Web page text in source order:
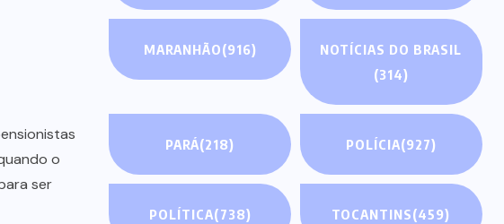
o
ser
MARANHÃO(916)
NOTÍCIAS DO BRASIL
(314)
PARÁ(218) POLÍCIA(927)
POLÍTICA(738) TOCANTINS(459)